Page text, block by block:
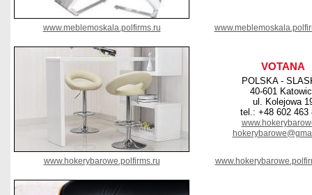
www.meblemoskala.polfirms.ru
VOTANA
POLSKA -
40-601
ul. Kolejowa
tel.: +48 602 463
www.hokerybarowe.polfirms.ru